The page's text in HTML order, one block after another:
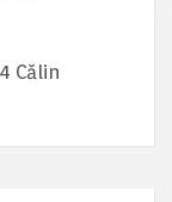
Călin